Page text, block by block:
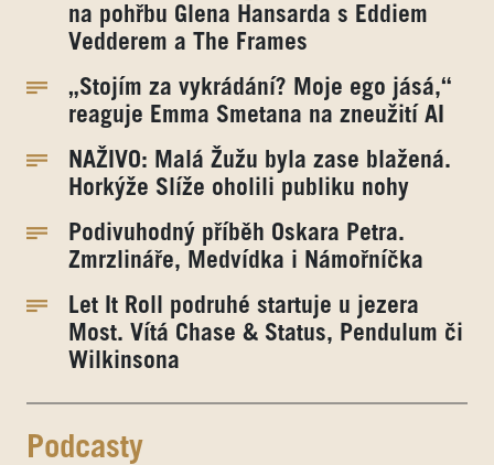
na pohřbu Glena Hansarda s Eddiem
Vedderem a The Frames
„Stojím za vykrádání? Moje ego jásá,“
reaguje Emma Smetana na zneužití AI
NAŽIVO: Malá Žužu byla zase blažená.
Horkýže Slíže oholili publiku nohy
Podivuhodný příběh Oskara Petra.
Zmrzlináře, Medvídka i Námořníčka
Let It Roll podruhé startuje u jezera
Most. Vítá Chase & Status, Pendulum či
Wilkinsona
Podcasty